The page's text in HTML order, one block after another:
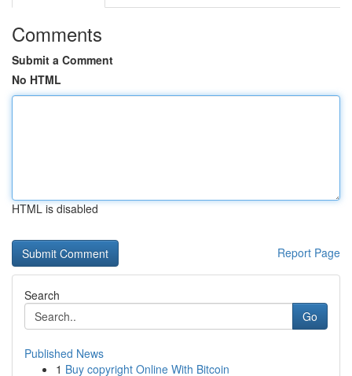
Comments
Submit a Comment
No HTML
HTML is disabled
Report Page
Search
Go
Published News
1 Buy copyright Online With Bitcoin